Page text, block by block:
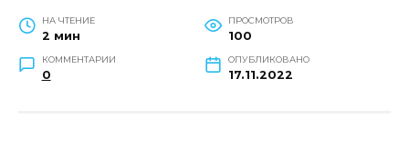
НА ЧТЕНИЕ
2 мин
ПРОСМОТРОВ
100
КОММЕНТАРИИ
0
ОПУБЛИКОВАНО
17.11.2022